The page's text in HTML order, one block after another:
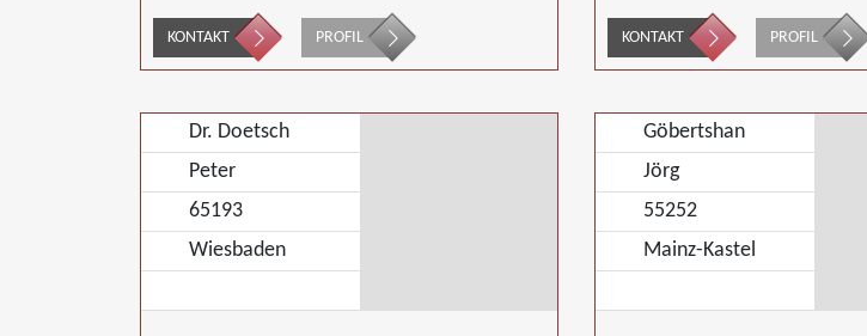
KONTAKT PROFIL KONTAKT PROFIL
Dr. Doetsch
Peter
65193
Wiesbaden
Göbertshan
Jörg
55252
Mainz-Kastel